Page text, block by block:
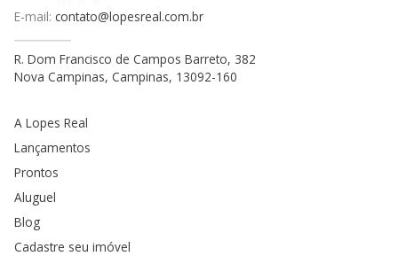
E-mail: contato@lopesreal.com.br
R. Dom Francisco de Campos Barreto, 382
Nova Campinas, Campinas, 13092-160
A Lopes Real
Lançamentos
Prontos
Aluguel
Blog
Cadastre seu imóvel